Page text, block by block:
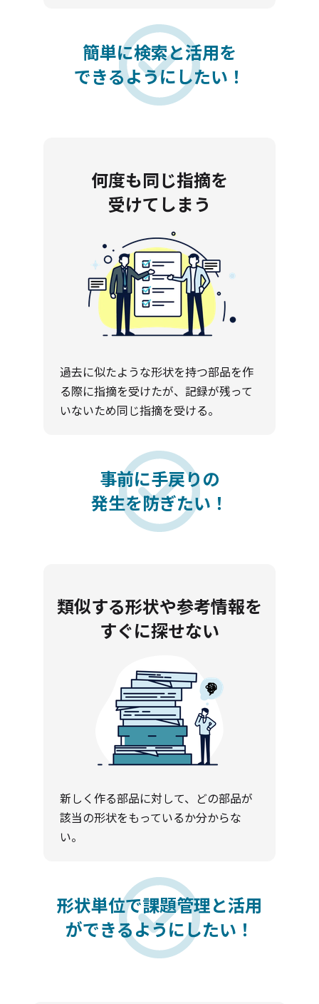
簡単に検索と活用を
できるようにしたい！
何度も同じ指摘を
受けてしまう
過去に似たような形状を持つ部品を作
る際に指摘を受けたが、記録が残って
いないため同じ指摘を受ける。
事前に手戻りの
発生を防ぎたい！
類似する形状や参考情報を
すぐに探せない
新しく作る部品に対して、どの部品が
該当の形状をもっているか分からな
い。
形状単位で課題管理と活用
ができるようにしたい！